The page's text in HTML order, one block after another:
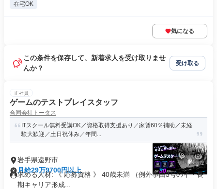
在宅OK
気になる
この条件を保存して、新着求人を受け取りませ
んか？
受け取る
正社員
ゲームのテストプレイスタッフ
合同会社トータス
ITスクール無料受講OK／資格取得支援あり／家賃60％補助／未経
験大歓迎／土日祝休み／年間...
岩手県遠野市
月給29万9700円以上
求める人材: 《 応募資格 》 40歳未満 （例外事由3号のイ・長
期キャリア形成...